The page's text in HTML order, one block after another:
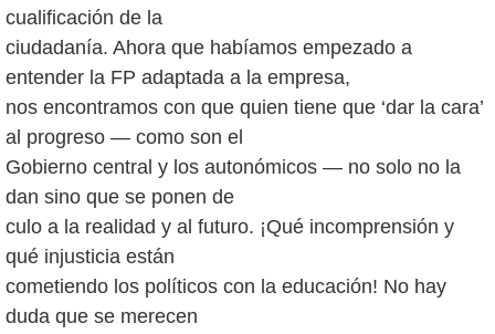
cualificación de la
ciudadanía. Ahora que habíamos empezado a
entender la FP adaptada a la empresa,
nos encontramos con que quien tiene que ‘dar la cara’
al progreso — como son el
Gobierno central y los autonómicos — no solo no la
dan sino que se ponen de
culo a la realidad y al futuro. ¡Qué incomprensión y
qué injusticia están
cometiendo los políticos con la educación! No hay
duda que se merecen